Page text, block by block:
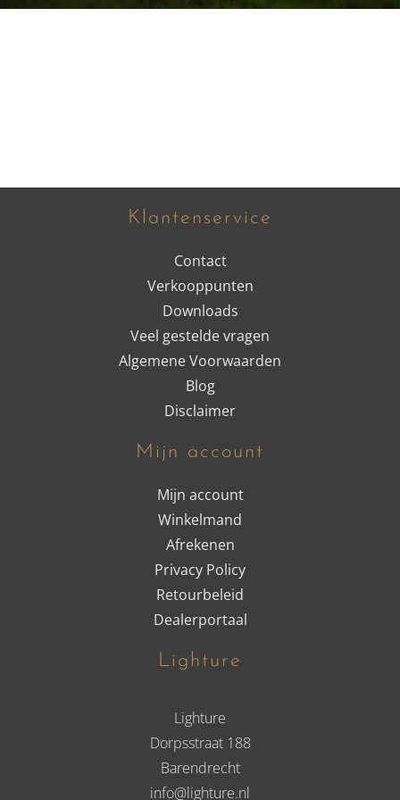
Klantenservice
Contact
Verkooppunten
Downloads
Veel gestelde vragen
Algemene Voorwaarden
Blog
Disclaimer
Mijn account
Mijn account
Winkelmand
Afrekenen
Privacy Policy
Retourbeleid
Dealerportaal
Lighture
Lighture
Dorpsstraat 188
Barendrecht
info@lighture.nl